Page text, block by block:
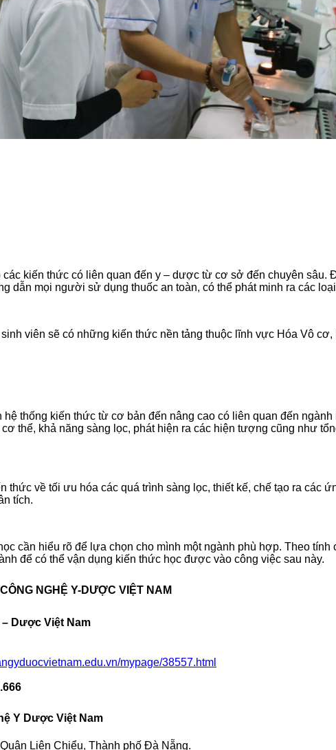
kiến thức có liên quan đến y – dược từ cơ sở đến chuyên sâu.
dẫn mọi người sử dụng thuốc an toàn, có thể phát minh ra các
viên sẽ có những kiến thức nền tảng thuộc lĩnh vực Hóa Vô
thống kiến thức từ cơ bản đến nâng cao có liên quan đến
thể, khả năng sàng lọc, phát hiện ra các hiện tượng cũng như
thức về tối ưu hóa các quá trình sàng lọc, thiết kế, chế tạo ra các
tích.
cần hiểu rõ để lựa chọn cho mình một ngành phù hợp. Theo
để có thể vận dụng kiến thức học được vào công việc sau này.
NGHỆ Y-DƯỢC VIỆT NAM
Dược Việt Nam
mypage/38557.html
Y Dược Việt Nam
Liên Chiểu, Thành phố Đà Nẵng.